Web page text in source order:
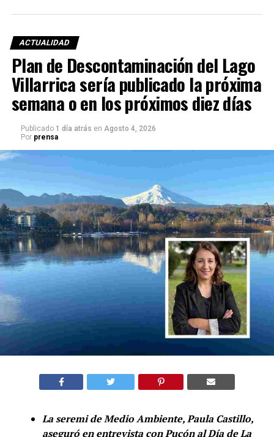
ACTUALIDAD
Plan de Descontaminación del Lago
Villarrica sería publicado la próxima
semana o en los próximos diez días
Publicado 1 día atrás en Agosto 4, 2026
Por prensa
La seremi de Medio Ambiente, Paula Castillo,
aseguró en entrevista con Pucón al Día de La